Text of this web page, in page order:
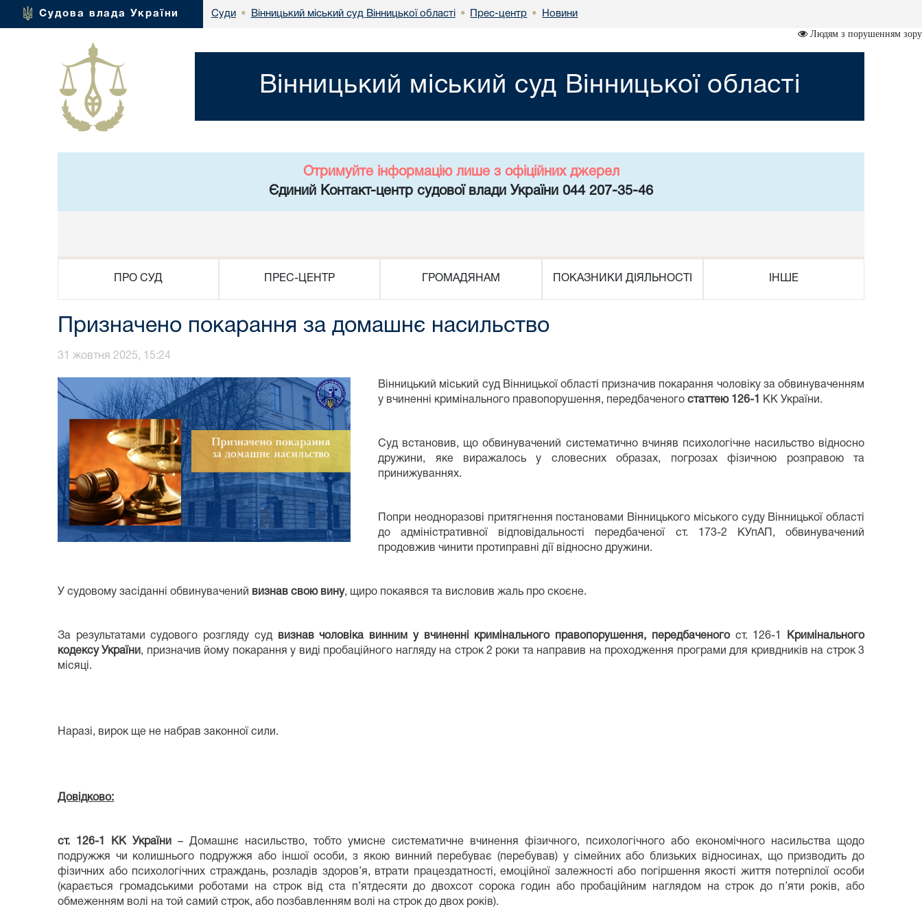
Судова влада України Суди • Вінницький міський суд Вінницької області • Прес-центр • Новини
Людям з порушенням зору
Вінницький міський суд Вінницької області
Отримуйте інформацію лише з офіційних джерел
Єдиний Контакт-центр судової влади України 044 207-35-46
ПРО СУД ПРЕС-ЦЕНТР ГРОМАДЯНАМ ПОКАЗНИКИ ДІЯЛЬНОСТІ ІНШЕ
Призначено покарання за домашнє насильство
31 жовтня 2025, 15:24
Вінницький міський суд Вінницької області призначив покарання чоловіку за обвинуваченням
у вчиненні кримінального правопорушення, передбаченогостаттею 126-1 КК України.
Суд встановив, що обвинувачений систематично вчиняв психологічне насильство відносно
дружини, яке виражалось у словесних образах, погрозах фізичною розправою та
принижуваннях.
Попри неодноразові притягнення постановами Вінницького міського суду Вінницької області
до адміністративної відповідальності передбаченої ст. 173-2 КУпАП, обвинувачений
продовжив чинити протиправні дії відносно дружини.
У судовому засіданні обвинувачений визнав свою вину, щиро покаявся та висловив жаль про скоєне.
За результатами судового розгляду суд визнав чоловіка винним у вчиненні кримінального правопорушення, передбаченого ст. 126-1
Кримінального
кодексу України, призначив йому покарання у виді пробаційного нагляду на строк 2 роки та направив на проходження програми для кривдників на строк 3
місяці.
Наразі, вирок ще не набрав законної сили.
Довідково:
ст. 126-1 КК України – Домашнє насильство, тобто умисне систематичне вчинення фізичного, психологічного або економічного насильства щодо
подружжя чи колишнього подружжя або іншої особи, з якою винний перебуває (перебував) у сімейних або близьких відносинах, що призводить до
фізичних або психологічних страждань, розладів здоров’я, втрати працездатності, емоційної залежності або погіршення якості життя потерпілої особи
(карається громадськими роботами на строк від ста п’ятдесяти до двохсот сорока годин або пробаційним наглядом на строк до п’яти років, або
обмеженням волі на той самий строк, або позбавленням волі на строк до двох років).